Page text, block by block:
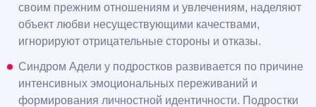
своим прежним отношениям и увлечениям, наделяют
объект любви несуществующими качествами,
игнорируют отрицательные стороны и отказы.
Синдром Адели у подростков развивается по причине
интенсивных эмоциональных переживаний и
формирования личностной идентичности. Подростки